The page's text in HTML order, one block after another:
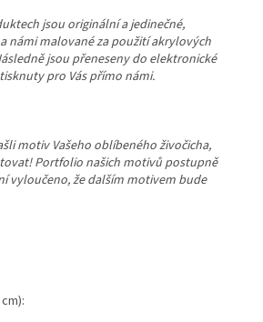
jsou originální a jedinečné,
námi malované za použití akrylových
jsou přeneseny do elektronické
pro Vás přímo námi.
motiv Vašeho oblíbeného živočicha,
Portfolio našich motivů postupně
vyloučeno, že dalším motivem bude